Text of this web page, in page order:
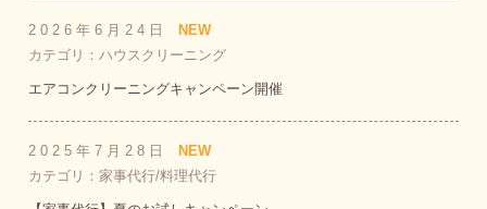
2026年6月24日
NEW
カテゴリ：ハウスクリーニング
エアコンクリーニングキャンペーン開催
2025年7月28日
NEW
カテゴリ：家事代行/料理代行